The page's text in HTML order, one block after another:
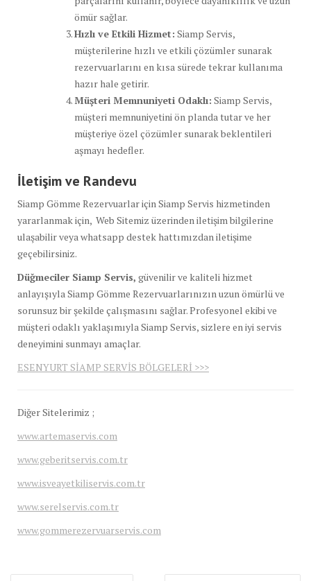
ömür sağlar.
Hızlı ve Etkili Hizmet: Siamp Servis,
müşterilerine hızlı ve etkili çözümler sunarak
rezervuarlarını en kısa sürede tekrar kullanıma
hazır hale getirir.
Müşteri Memnuniyeti Odaklı: Siamp Servis,
müşteri memnuniyetini ön planda tutar ve her
müşteriye özel çözümler sunarak beklentileri
aşmayı hedefler.
İletişim ve Randevu
Siamp Gömme Rezervuarlar için Siamp Servis hizmetinden
yararlanmak için, Web Sitemiz üzerinden iletişim bilgilerine
ulaşabilir veya whatsapp destek hattımızdan iletişime
geçebilirsiniz.
Düğmeciler Siamp Servis, güvenilir ve kaliteli hizmet
anlayışıyla Siamp Gömme Rezervuarlarınızın uzun ömürlü ve
sorunsuz bir şekilde çalışmasını sağlar. Profesyonel ekibi ve
müşteri odaklı yaklaşımıyla Siamp Servis, sizlere en iyi servis
deneyimini sunmayı amaçlar.
ESENYURT SİAMP SERVİS BÖLGELERİ >>>
Diğer Sitelerimiz ;
www.artemaservis.com
www.geberitservis.com.tr
www.isveayetkiliservis.com.tr
www.serelservis.com.tr
www.gommerezervuarservis.com